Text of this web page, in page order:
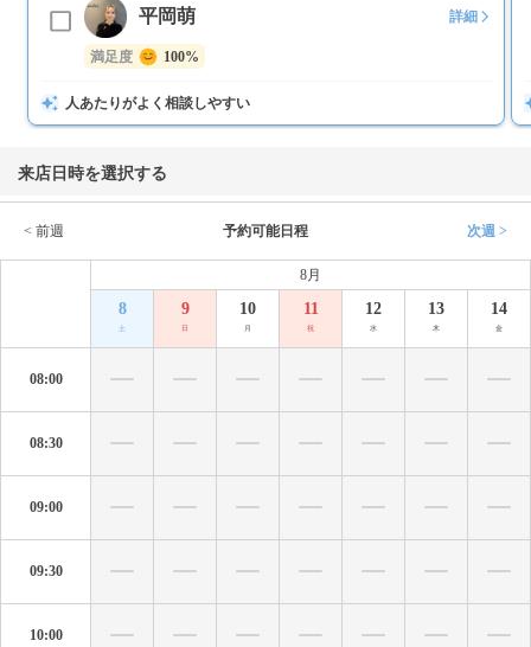
平岡萌 詳細
満足度 100%
人あたりがよく相談しやすい
来店日時を選択する
< 前週 予約可能日程 次週 >
8月
8
土
9
日
10
月
11
祝
12
水
13
木
14
金
08:00
08:30
09:00
09:30
10:00